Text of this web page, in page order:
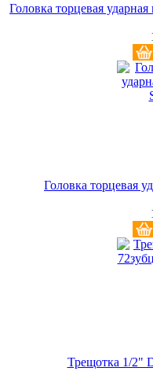
Головка торцевая
Головка торцевая
Трещотка 1/2"